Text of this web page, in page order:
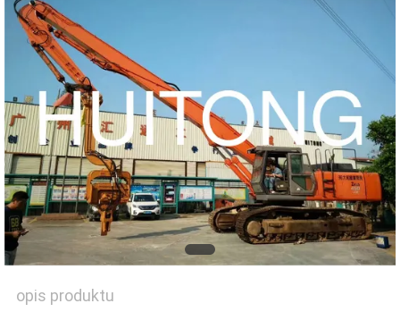
MAPA
STRONY
POLITYKA
PRYWATNOŚCI
opis produktu